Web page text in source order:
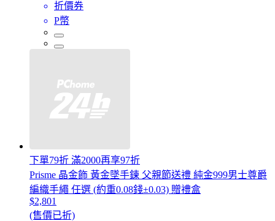
折價券
P幣
下單79折 滿2000再享97折
Prisme 晶金飾 黃金墜手鍊 父親節送禮 純金999男士尊爵
編織手繩 任選 (約重0.08錢±0.03) 贈禮盒
$2,801
(售價已折)